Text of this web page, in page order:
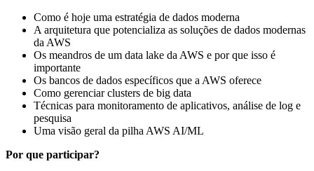
Como é hoje uma estratégia de dados moderna
A arquitetura que potencializa as soluções de dados modernas
da AWS
Os meandros de um data lake da AWS e por que isso é
importante
Os bancos de dados específicos que a AWS oferece
Como gerenciar clusters de big data
Técnicas para monitoramento de aplicativos, análise de log e
pesquisa
Uma visão geral da pilha AWS AI/ML
Por que participar?